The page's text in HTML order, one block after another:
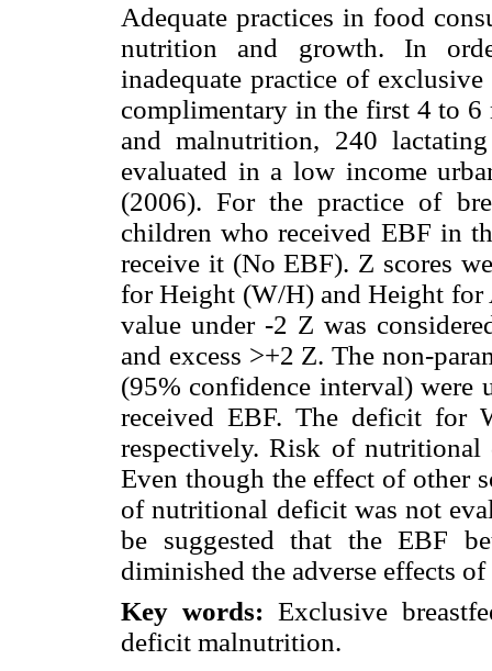
Adequate practices in food
nutrition and growth. In
inadequate practice of
complimentary in the first 4 to
and malnutrition, 240
evaluated in a low income
(2006). For the practice of
children who received EBF in
receive it (No EBF). Z scores
for Height (W/H) and Height for
value under -2 Z was
and excess >+2 Z. The non-
(95% confidence interval) were
received EBF. The deficit for
respectively. Risk of
Even though the effect of other
of nutritional deficit was not
be suggested that the EBF
diminished the adverse effects
Key words: Exclusive
deficit malnutrition.